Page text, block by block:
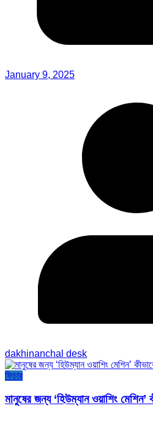
January 9, 2025
dakhinanchal desk
ফিচার
মানুষের জন্য ‘হিউম্যান ওয়াশিং